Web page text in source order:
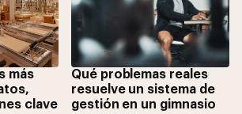
más
clave
Qué problemas reales
resuelve un sistema de
gestión en un gimnasio